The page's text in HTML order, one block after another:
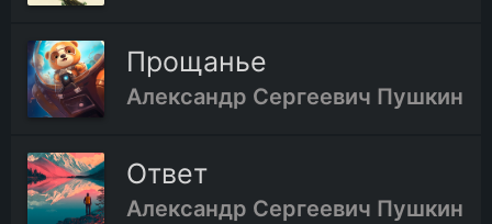
Прощанье
Александр Сергеевич Пушкин
Ответ
Александр Сергеевич Пушкин